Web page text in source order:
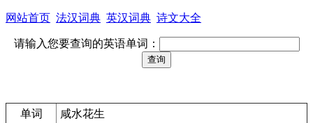
网站首页 法汉词典 英汉词典 诗文大全
请输入您要查询的英语单词：
单词 咸水花生